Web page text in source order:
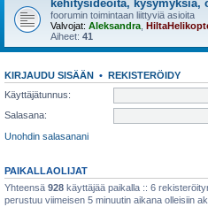
kehitysideoita, kysymyksiä,
foorumin toimintaan liittyviä asioita
Valvojat: Aleksandra
Aiheet: 41
KIRJAUDU SISÄÄN • REKISTERÖIDY
Käyttäjätunnus:
Salasana:
Unohdin salasanani
PAIKALLAOLIJAT
Yhteensä 928 käyttäjää paikalla :: 6
perustuu viimeisen 5 minuutin aikana olleisiin